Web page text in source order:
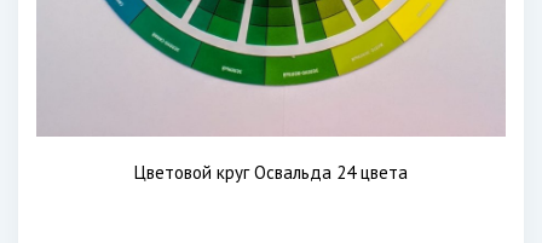
Цветовой круг Освальда 24 цвета